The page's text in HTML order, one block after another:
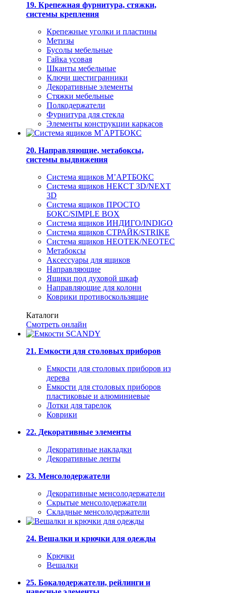
19. Крепежная фурнитура, стяжки,
системы крепления
Крепежные уголки и пластины
Метизы
Бусолы мебельные
Гайка усовая
Шканты мебельные
Ключи шестигранники
Декоративные элементы
Стяжки мебельные
Полкодержатели
Фурнитура для стекла
Элементы конструкции каркасов
20. Направляющие, метабоксы,
системы выдвижения
Система ящиков М’АРТБОКС
Система ящиков НЕКСТ 3D/NEXT
3D
Система ящиков ПРОСТО
БОКС/SIMPLE BOX
Система ящиков ИНДИГО/INDIGO
Система ящиков СТРАЙК/STRIKE
Система ящиков НЕОТЕК/NEOTEC
Метабоксы
Аксессуары для ящиков
Направляющие
Ящики под духовой шкаф
Направляющие для колонн
Коврики противоскользящие
Каталоги
Смотреть онлайн
21. Емкости для столовых приборов
Емкости для столовых приборов из
дерева
Емкости для столовых приборов
пластиковые и алюминиевые
Лотки для тарелок
Коврики
22. Декоративные элементы
Декоративные накладки
Декоративные ленты
23. Менсолодержатели
Декоративные менсолодержатели
Скрытые менсолодержатели
Складные менсолодержатели
24. Вешалки и крючки для одежды
Крючки
Вешалки
25. Бокалодержатели, рейлинги и